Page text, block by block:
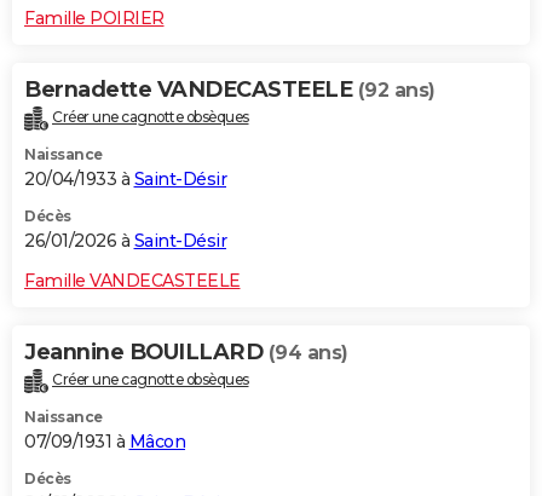
Famille POIRIER
Bernadette VANDECASTEELE (92 ans)
Créer une cagnotte obsèques
Naissance
20/04/1933 à Saint-Désir
Décès
26/01/2026 à Saint-Désir
Famille VANDECASTEELE
Jeannine BOUILLARD (94 ans)
Créer une cagnotte obsèques
Naissance
07/09/1931 à Mâcon
Décès